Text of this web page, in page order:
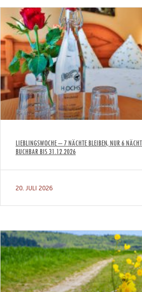
LIEBLINGSWOCHE – 7 NÄCHTE BLEIBEN, NUR 6
BUCHBAR BIS 31.12.2026
20. JULI 2026